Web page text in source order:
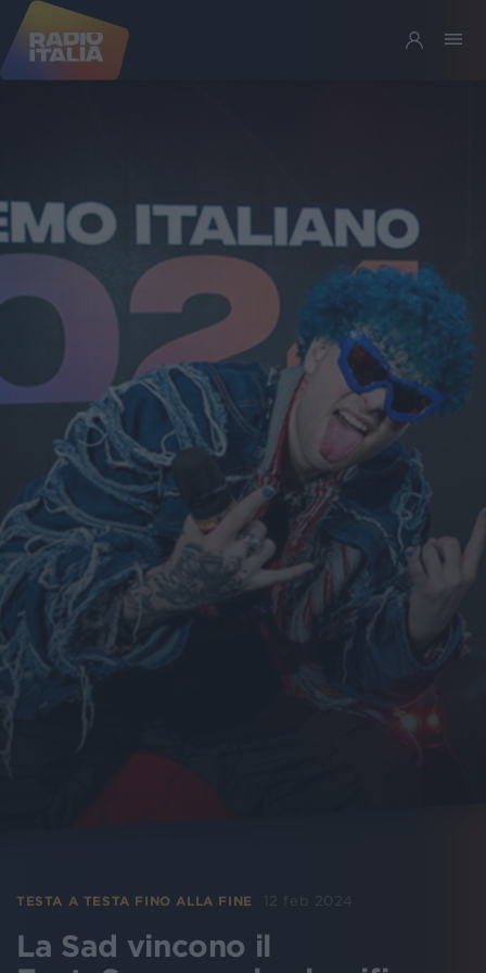
TESTA A TESTA FINO ALLA FINE 12 feb 2024
La Sad vincono il